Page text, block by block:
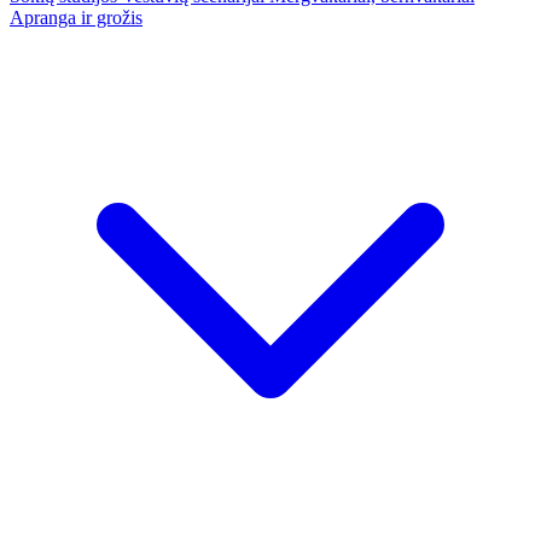
Apranga ir grožis